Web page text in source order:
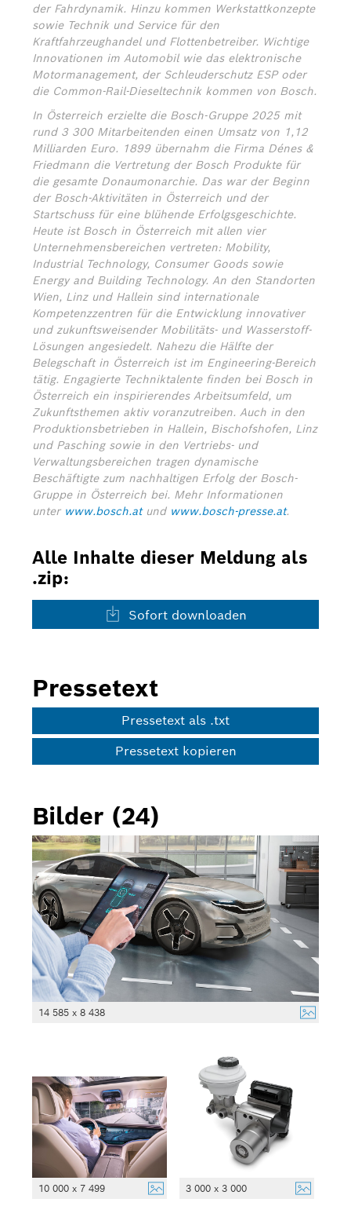
der Fahrdynamik. Hinzu kommen Werkstattkonzepte
sowie Technik und Service für den
Kraftfahrzeughandel und Flottenbetreiber. Wichtige
Innovationen im Automobil wie das elektronische
Motormanagement, der Schleuderschutz ESP oder
die Common-Rail-Dieseltechnik kommen von Bosch.
In Österreich erzielte die Bosch-Gruppe 2025 mit
rund 3 300 Mitarbeitenden einen Umsatz von 1,12
Milliarden Euro. 1899 übernahm die Firma Dénes &
Friedmann die Vertretung der Bosch Produkte für
die gesamte Donaumonarchie. Das war der Beginn
der Bosch-Aktivitäten in Österreich und der
Startschuss für eine blühende Erfolgsgeschichte.
Heute ist Bosch in Österreich mit allen vier
Unternehmensbereichen vertreten: Mobility,
Industrial Technology, Consumer Goods sowie
Energy and Building Technology. An den Standorten
Wien, Linz und Hallein sind internationale
Kompetenzzentren für die Entwicklung innovativer
und zukunftsweisender Mobilitäts- und Wasserstoff-
Lösungen angesiedelt. Nahezu die Hälfte der
Belegschaft in Österreich ist im Engineering-Bereich
tätig. Engagierte Techniktalente finden bei Bosch in
Österreich ein inspirierendes Arbeitsumfeld, um
Zukunftsthemen aktiv voranzutreiben. Auch in den
Produktionsbetrieben in Hallein, Bischofshofen, Linz
und Pasching sowie in den Vertriebs- und
Verwaltungsbereichen tragen dynamische
Beschäftigte zum nachhaltigen Erfolg der Bosch-
Gruppe in Österreich bei. Mehr Informationen
unter www.bosch.atund www.bosch-presse.at.
Alle Inhalte dieser Meldung als
.zip:
Sofort downloaden
Pressetext
Pressetext als .txt
Pressetext kopieren
Bilder (24)
14 585 x 8 438
10 000 x 7 499 3 000 x 3 000